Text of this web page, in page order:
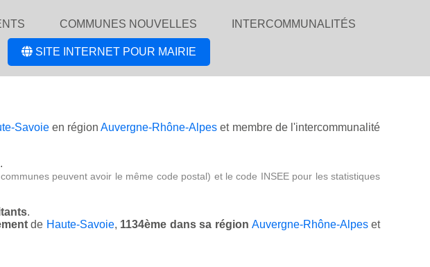
COMMUNES NOUVELLES INTERCOMMUNALITÉS
SITE INTERNET POUR MAIRIE
Savoieen régionAuvergne-Rhône-Alpes et membre de l'intercommunalité
peuvent avoir le même code postal) et le code INSEE pour les statistiques
.
de Haute-Savoie, 1134ème dans sa région Auvergne-Rhône-Alpeset